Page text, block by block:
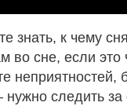
знать, к чему
во сне, если
нужно следить